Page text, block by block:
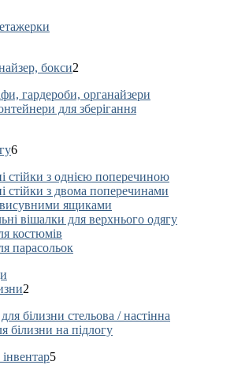
бокси2
гардероби, органайзери
для зберігання
6
стійки з однією поперечиною
стійки з двома поперечинами
ящиками
вішалки для верхнього одягу
костюмів
парасольок
2
білизни стельова / настінна
білизни на підлогу
5